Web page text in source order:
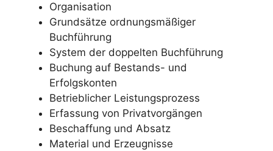
Organisation
Grundsätze ordnungsmäßiger
Buchführung
System der doppelten Buchführung
Buchung auf Bestands- und
Erfolgskonten
Betrieblicher Leistungsprozess
Erfassung von Privatvorgängen
Beschaffung und Absatz
Material und Erzeugnisse